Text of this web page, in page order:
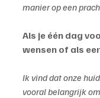
manier op een
Als je één dag
wensen of als
Ik vind dat onze
vooral belangrijk